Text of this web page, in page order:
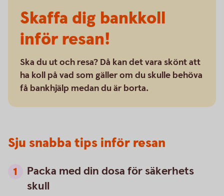
Skaffa dig bankkoll
inför resan!
Ska du ut och resa? Då kan det vara skönt att
ha koll på vad som gäller om du skulle behöva
få bankhjälp medan du är borta.
Sju snabba tips inför resan
Packa med din dosa för säkerhets
skull